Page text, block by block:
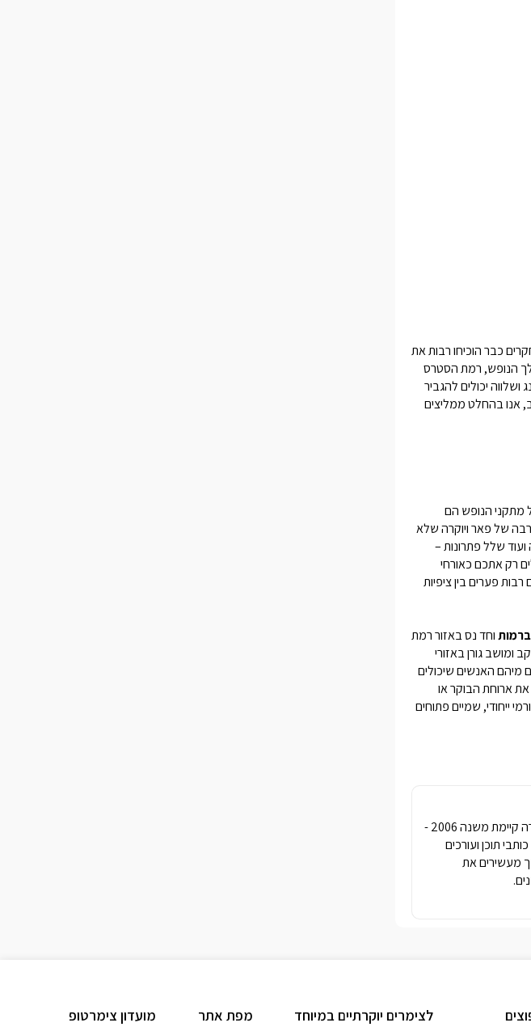
כבר הוכיחו רבות את
הנופש, רמת הסטרס
יכולים להגביר
אנו בהחלט ממליצים
הנופש הם
רבה של פאר ויוקרה שלא
שלל פתרונות –
רק אתכם כאורחי
פערים בין ציפיות
וחד נס באזור רמת
ומושב גורן באזורי
מיהם האנשים שיכולים
ארוחת הבוקר או
ייחודי, שמיים פתוחים
חברת פרסומדיה נטגרופ הבעלים של האתר "צימרטופ" ושל פורטלי תיירות נוספים. החברה קיימת משנה 2006 -
כותבי תוכן ועורכים
מעשירים את
לצימרים יוקרתיים במיוחד מפת אתר מועדון צימרטופ